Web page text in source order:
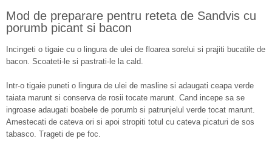
Mod de preparare pentru reteta de Sandvis cu
porumb picant si bacon
Incingeti o tigaie cu o lingura de ulei de floarea sorelui si prajiti bucatile de
bacon. Scoateti-le si pastrati-le la cald.
Intr-o tigaie puneti o lingura de ulei de masline si adaugati ceapa verde
taiata marunt si conserva de rosii tocate marunt. Cand incepe sa se
ingroase adaugati boabele de porumb si patrunjelul verde tocat marunt.
Amestecati de cateva ori si apoi stropiti totul cu cateva picaturi de sos
tabasco. Trageti de pe foc.